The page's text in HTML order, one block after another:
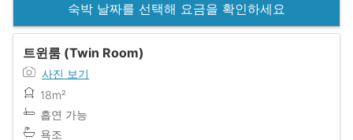
숙박 날짜를 선택해 요금을 확인하세요
트윈룸 (Twin Room)
사진 보기
18m²
흡연 가능
욕조